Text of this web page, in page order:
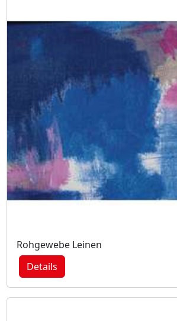
Rohgewebe Leinen
Details